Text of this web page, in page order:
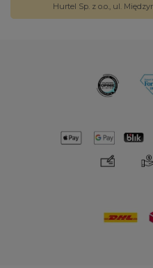
Hurtel Sp. z o.o., ul.